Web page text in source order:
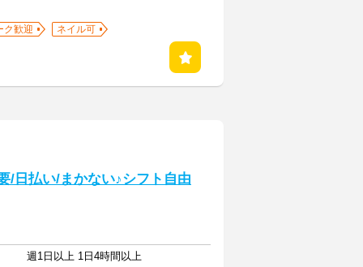
ク歓迎 ネイル可
/日払い/まかない♪シフト自由
週1日以上 1日4時間以上